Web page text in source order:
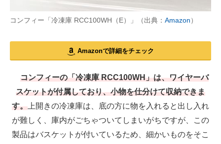
コンフィー「冷凍庫 RCC100WH（E）」（出典： Amazon）
Amazonで詳細をチェック
コンフィーの「冷凍庫 RCC100WH」は、ワイヤーバ
スケットが付属しており、小物を仕分けて収納できま
す。 上開きの冷凍庫は、底の方に物を入れると出し入れ
が難しく、庫内がごちゃついてしまいがちですが、この
製品はバスケットが付いているため、細かいものをそこ